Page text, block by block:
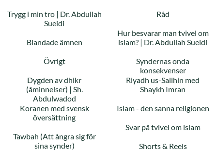
Trygg i min tro | Dr. Abdullah
Sueidi
Råd
Hur besvarar man tvivel om
islam? | Dr. Abdullah Sueidi
Blandade ämnen
Övrigt
Syndernas onda
konsekvenser
Dygden av dhikr
(åminnelser) | Sh.
Abdulwadod
Riyadh us-Salihin med
Shaykh Imran
Koranen med svensk
översättning
Islam - den sanna religionen
Svar på tvivel om islam
Tawbah (Att ångra sig för
sina synder)
Shorts & Reels